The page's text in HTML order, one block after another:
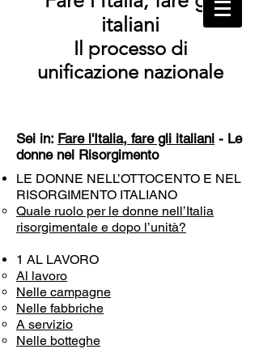
italiani
Il processo di
unificazione nazionale
Sei in: Fare l'Italia, fare gli italiani - Le
donne nel Risorgimento
LE DONNE NELL’OTTOCENTO E NEL
RISORGIMENTO ITALIANO
Quale ruolo per le donne nell’Italia
risorgimentale e dopo l’unità?
1 AL LAVORO
Al lavoro
Nelle campagne
Nelle fabbriche
A servizio
Nelle botteghe